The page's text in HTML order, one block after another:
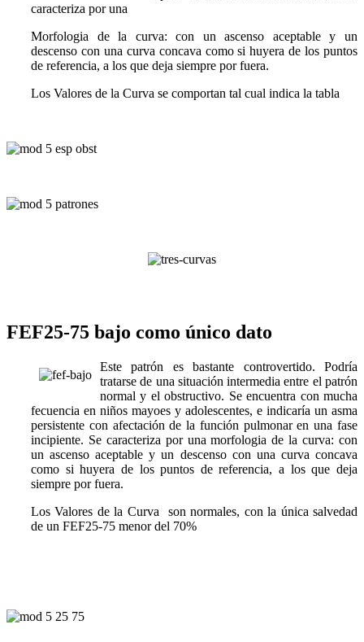
caracteriza por una
Morfologia de la curva: con un ascenso aceptable y un
descenso con una curva concava como si huyera de los puntos
de referencia, a los que deja siempre por fuera.
Los Valores de la Curva se comportan tal cual indica la tabla
FEF25-75 bajo como único dato
Este patrón es bastante controvertido. Podría
tratarse de una situación intermedia entre el patrón
normal y el obstructivo. Se encuentra con mucha
fecuencia en niños mayoes y adolescentes, e indicaría un asma
persistente con afectación de la función pulmonar en una fase
incipiente. Se caracteriza por una morfologia de la curva: con
un ascenso aceptable y un descenso con una curva concava
como si huyera de los puntos de referencia, a los que deja
siempre por fuera.
LosValores de la Curva son normales, con la única salvedad
de un FEF25-75 menor del 70%